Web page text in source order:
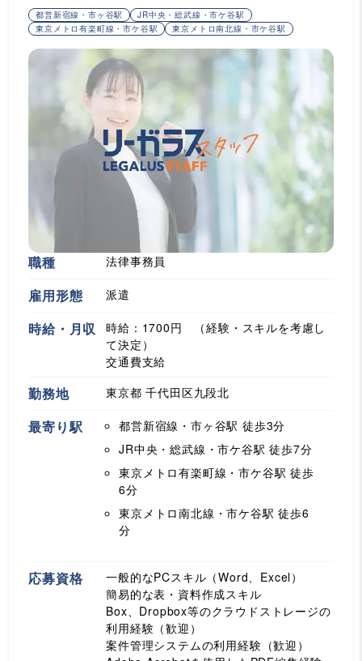
都営新宿線・市ヶ谷駅
JR中央・総武線・市ケ谷駅
東京メトロ有楽町線・市ケ谷駅
東京メトロ南北線・市ケ谷駅
職種 法律事務員
雇用形態 派遣
時給・月収
時給：1700円 （経験・スキルを考慮し
て決定）
交通費支給
勤務地 東京都 千代田区九段北
最寄り駅 都営新宿線・市ヶ谷駅 徒歩3分
JR中央・総武線・市ケ谷駅 徒歩7分
東京メトロ有楽町線・市ケ谷駅 徒歩
6分
東京メトロ南北線・市ケ谷駅 徒歩6
分
応募資格
一般的なPCスキル（Word、Excel）
簡易的な表・資料作成スキル
Box、Dropbox等のクラウドストレージの
利用経験（歓迎）
案件管理システムの利用経験（歓迎）